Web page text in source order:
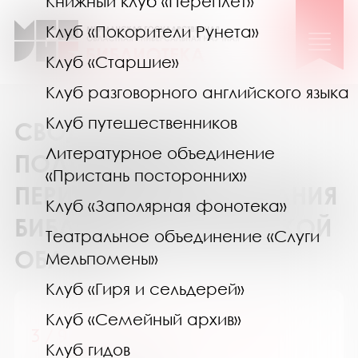
Клуб «Покорители Рунета»
Клуб «Старшие»
Клуб разговорного английского языка
Клуб путешественников
Литературное объединение
«Пристань посторонних»
Клуб «Заполярная фонотека»
Театральное объединение «Слуги
Мельпомены»
Клуб «Гиря и сельдерей»
Клуб «Семейный архив»
Клуб гидов
СВОДНЫЙ КАТАЛОГ
ПОДПИСКИ НА
ПЕРИОДИЧЕСКИЕ ИЗДАНИЯ
БИБЛИОТЕК МУРМАНСКОЙ
ОБЛАСТИ
3 / 9 царство. Детский журнал